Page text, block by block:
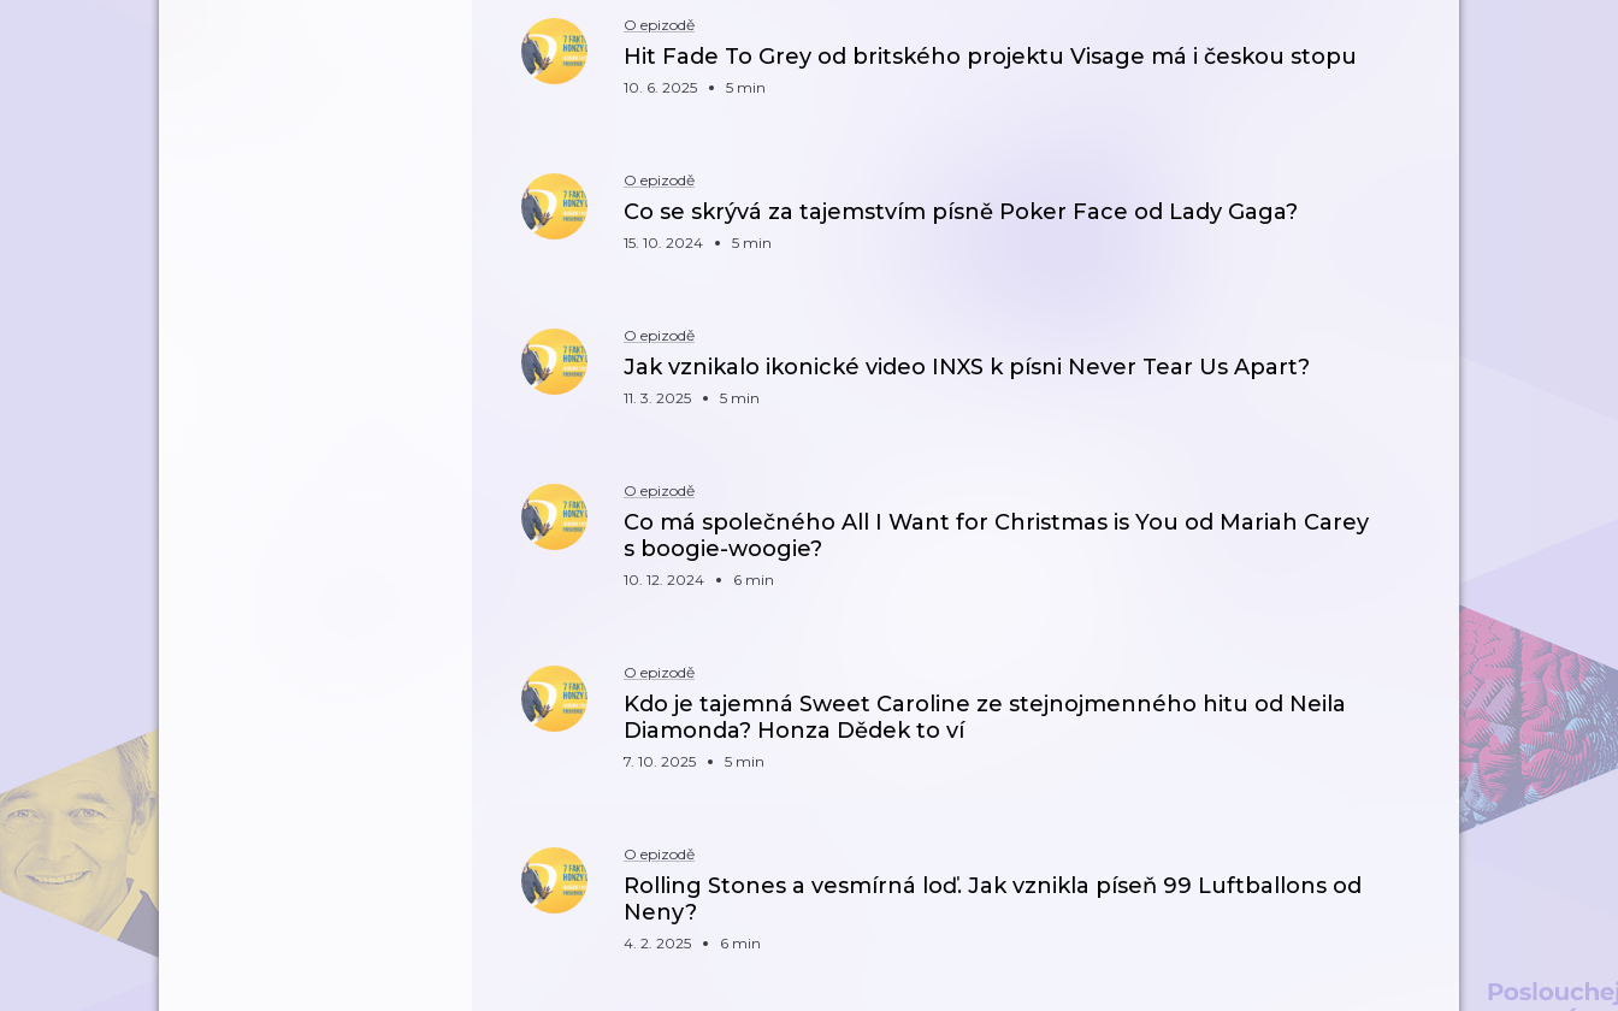
O epizodě
Hit Fade To Grey od britského projektu Visage má i českou stopu
10. 6. 2025 5 min
O epizodě
Co se skrývá za tajemstvím písně Poker Face od Lady Gaga?
15. 10. 2024 5 min
O epizodě
Jak vznikalo ikonické video INXS k písni Never Tear Us Apart?
11. 3. 2025 5 min
O epizodě
Co má společného All I Want for Christmas is You od Mariah Carey
s boogie-woogie?
10. 12. 2024 6 min
O epizodě
Kdo je tajemná Sweet Caroline ze stejnojmenného hitu od Neila
Diamonda? Honza Dědek to ví
7. 10. 2025 5 min
O epizodě
Rolling Stones a vesmírná loď. Jak vznikla píseň 99 Luftballons od
Neny?
4. 2. 2025 6 min